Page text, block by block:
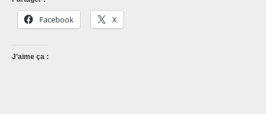
Facebook X
J’aime ça :